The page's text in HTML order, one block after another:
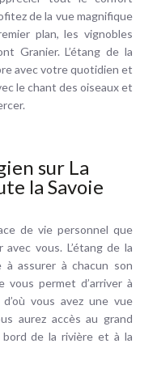
de la vue magnifique
plan, les vignobles
Granier. L’étang de la
avec votre quotidien et
le chant des oiseaux et
sur La
la Savoie
de vie personnel que
vous. L’étang de la
assurer à chacun son
vous permet d’arriver à
vous avez une vue
aurez accès au grand
bord de la rivière et à la